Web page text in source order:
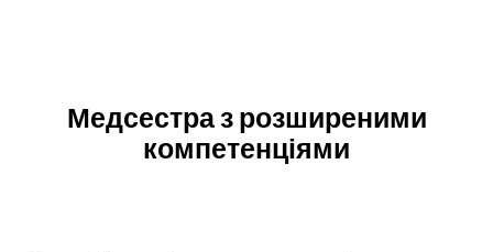
Медсестра з розширеними
компетенціями